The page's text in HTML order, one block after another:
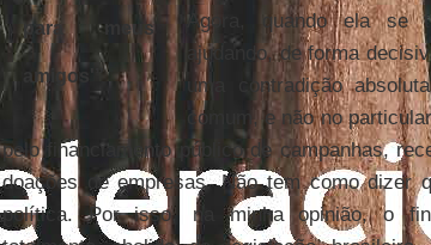
para meus
amigos'”
Agora, quando ela se
ajudando, de forma
uma contradição
comum, e não no
pelo financiamento público de campanhas,
doações de empresas. Não tem como dizer
política. Por isso, na minha opinião, o